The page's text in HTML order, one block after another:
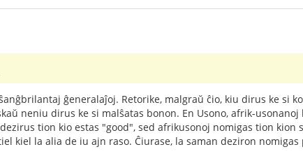
ĝeneralaĵoj. Retorike, malgraŭ ĉio, kiu dirus ke si
neniu dirus ke si malŝatas bonon. En Usono, afrik-
tion kio estas "good", sed afrikusonoj nomigas tion
kiel la alia de iu ajn raso. Ĉiurase, la saman deziron nomigas